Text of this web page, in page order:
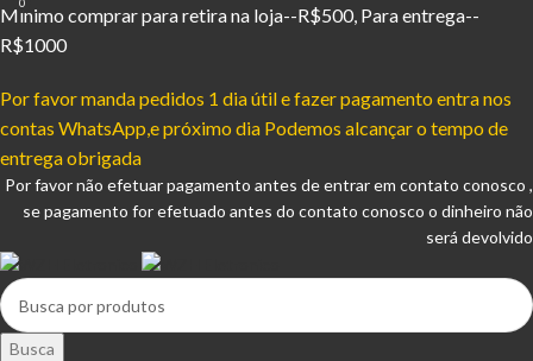
Mínimo comprar para retira na loja--R$500, Para entrega--
R$1000
Por favor manda pedidos 1 dia útil e fazer pagamento entra nos
contas WhatsApp,e próximo dia Podemos alcançar o tempo de
entrega obrigada
Por favor não efetuar pagamento antes de entrar em contato conosco ,
se pagamento for efetuado antes do contato conosco o dinheiro não
será devolvido
Busca
0